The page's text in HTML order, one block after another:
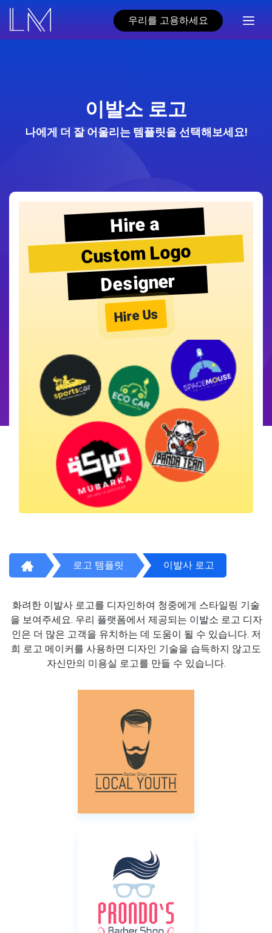
우리를 고용하세요
이발소 로고
나에게 더 잘 어울리는 템플릿을 선택해보세요!
Hire a
Custom Logo
Designer
Hire Us
로고 템플릿 이발사 로고
화려한 이발사 로고를 디자인하여 청중에게 스타일링 기술
을 보여주세요. 우리 플랫폼에서 제공되는 이발소 로고 디자
인은 더 많은 고객을 유치하는 데 도움이 될 수 있습니다. 저
희 로고 메이커를 사용하면 디자인 기술을 습득하지 않고도
자신만의 미용실 로고를 만들 수 있습니다.